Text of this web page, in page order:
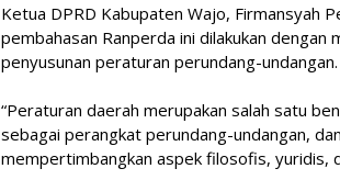
Ketua DPRD Kabupaten Wajo, Firmansyah
pembahasan Ranperda ini dilakukan dengan
penyusunan peraturan perundang-undangan.
“Peraturan daerah merupakan salah satu
sebagai perangkat perundang-undangan,
mempertimbangkan aspek filosofis, yuridis,